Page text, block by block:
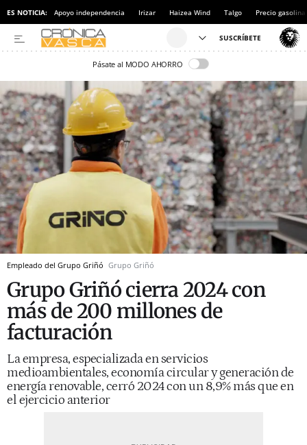
ES NOTICIA: Apoyo independencia Irizar Haizea Wind Talgo Precio gasolina
Pásate al MODO AHORRO
Empleado del Grupo Griñó Grupo Griñó
Grupo Griñó cierra 2024 con
más de 200 millones de
facturación
La empresa, especializada en servicios
medioambientales, economía circular y generación de
energía renovable, cerró 2024 con un 8,9% más que en
el ejercicio anterior